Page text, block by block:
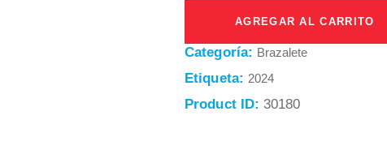
AGREGAR AL CARRITO
Categoría: Brazalete
Etiqueta: 2024
Product ID: 30180